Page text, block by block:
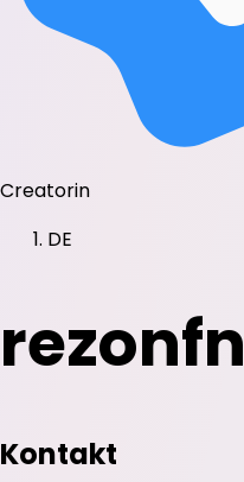
Creatorin
DE
rezonfn
Kontakt